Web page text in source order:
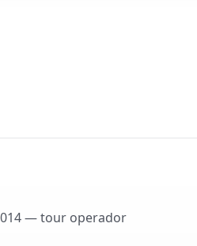
— tour operador